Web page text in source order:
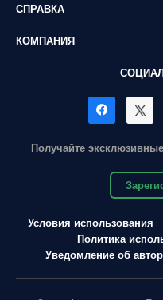
СПРАВКА
КОМПАНИЯ
Получайте
Условия использования
Политика
Уведомление об